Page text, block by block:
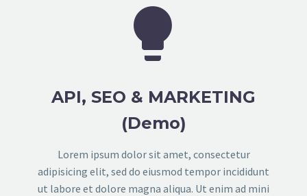


API, SEO & MARKETING
(Demo)
Lorem ipsum dolor sit amet, consectetur
adipisicing elit, sed do eiusmod tempor incididunt
ut labore et dolore magna aliqua. Ut enim ad mini